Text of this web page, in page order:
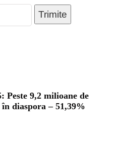
Trimite
Peste 9,2 milioane de
diaspora – 51,39%